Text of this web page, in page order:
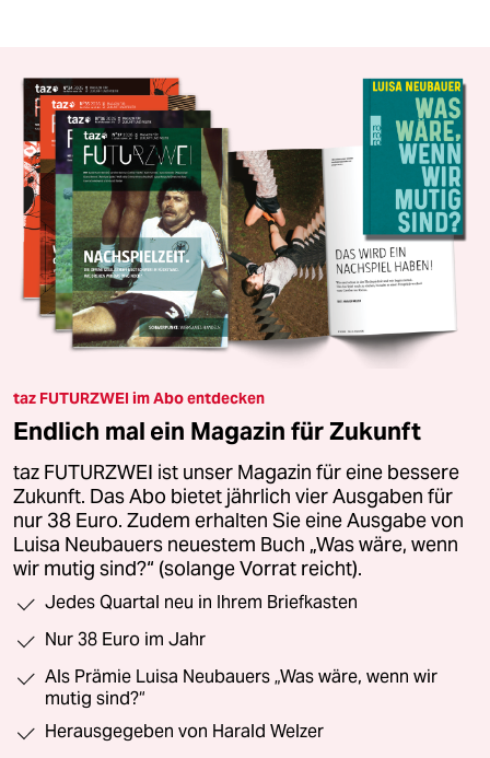
taz FUTURZWEI im Abo entdecken
Endlich mal ein Magazin für Zukunft
taz FUTURZWEI ist unser Magazin für eine bessere
Zukunft. Das Abo bietet jährlich vier Ausgaben für
nur 38 Euro. Zudem erhalten Sie eine Ausgabe von
Luisa Neubauers neuestem Buch „Was wäre, wenn
wir mutig sind?“ (solange Vorrat reicht).
Jedes Quartal neu in Ihrem Briefkasten
Nur 38 Euro im Jahr
Als Prämie Luisa Neubauers „Was wäre, wenn wir
mutig sind?“
Herausgegeben von Harald Welzer